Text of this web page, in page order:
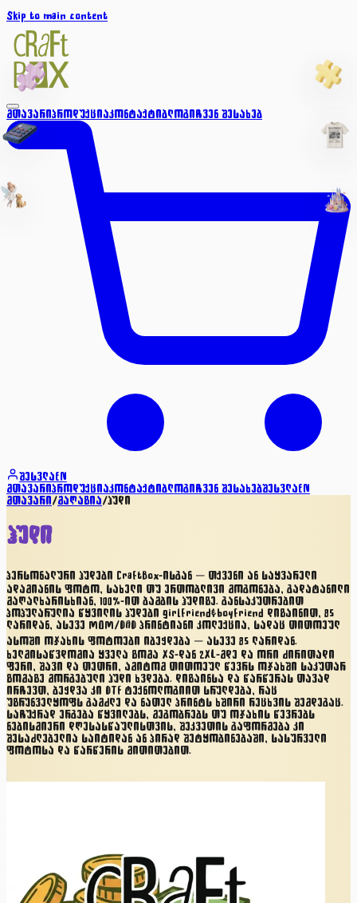
Skip to main content
მთავარიპროდუქციაკონტაქტიბლოგიჩვენ შესახებ
შესვლაEN
მთავარიპროდუქციაკონტაქტიბლოგიჩვენ შესახებშესვლაEN
მთავარი/მაღაზია/ჰუდი
ჰუდი
პერსონალური ჰუდები CraftBox-ისგან — თქვენი ან საყვარელი
ადამიანის ფოტო, სახელი თუ ერთობლივი მოგონება, გადატანილი
მაღალხარისხიან, 100%-ით ბამბის ჰუდიზე. განსაკუთრებით
პოპულარულია წყვილის ჰუდები girlfriend&boyfriend დიზაინით, 85
ლარიდან, ასევე MOM/DAD პრინტიანი კოლექცია, სადაც თითოეულ
ასოში ოჯახის ფოტოები იბეჭდება — ასევე 85 ლარიდან.
ხელმისაწვდომია ყველა ზომა XS-დან 2XL-მდე და ორი ძირითადი
ფერი, შავი და თეთრი, ამიტომ თითოეულ წევრს ოჯახში საკუთარ
ზომაზე მორგებული ჰუდი ხვდება. დიზაინსა და წარწერას თავად
ირჩევთ, ბეჭდვა კი DTF ტექნოლოგიით სრულდება, რაც
უზრუნველყოფს გამძლე და ნათელ პრინტს ხშირი რეცხვის შემდეგაც.
საჩუქრად ერგება წყვილებს, მეგობრებს თუ ოჯახის წევრებს
ნებისმიერი დღესასწაულისთვის, შეკვეთის გაფორმება კი
შესაძლებელია საიტიდან ან პირად შეტყობინებაში, სასურველი
ფოტოსა და წარწერის მითითებით.